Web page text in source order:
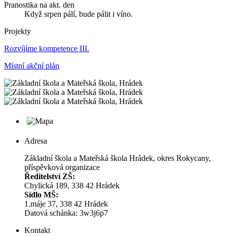
Pranostika na akt. den
Když srpen pálí, bude pálit i víno.
Projekty
Rozvíjíme kompetence III.
Místní akční plán
Adresa
Základní škola a Mateřská škola Hrádek, okres Rokycany,
příspěvková organizace
Ředitelství ZŠ:
Chylická 189, 338 42 Hrádek
Sídlo MŠ:
1.máje 37, 338 42 Hrádek
Datová schánka: 3w3j6p7
Kontakt